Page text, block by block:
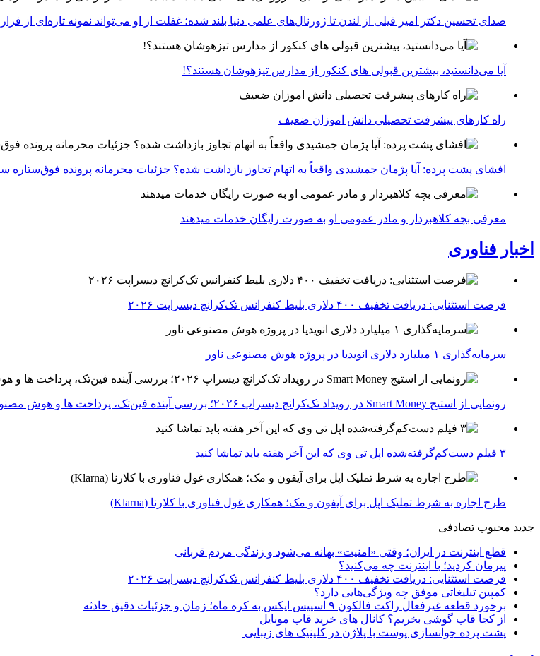
صدای تحسین دکتر امیر فیلی از لندن تا ژورنال‌های علمی دنیا بلند شده؛ غفلت از او می‌تواند نمونه تازه‌ای از
آیا می‌دانستید، بیشترین قبولی های کنکور از مدارس تیزهوشان هستند؟!
راه کارهای پیشرفت تحصیلی دانش اموزان ضعیف
افشای پشت پرده: آیا پژمان جمشیدی واقعاً به اتهام تجاوز بازداشت شده؟ جزئیات محرمانه پرونده فوق‌ستاره
معرفی بچه کلاهبردار و مادر عمومی او به صورت رایگان خدمات میدهند
اخبار فناوری
فرصت استثنایی: دریافت تخفیف ۴۰۰ دلاری بلیط کنفرانس تک‌کرانچ دیسراپت ۲۰۲۶
سرمایه‌گذاری ۱ میلیارد دلاری انویدیا در پروژه هوش مصنوعی ناور
رونمایی از استیج Smart Money در رویداد تک‌کرانچ دیسراپ ۲۰۲۶؛ بررسی آینده فین‌تک، پرداخت‌ ها و هوش مصنوعی
۳ فیلم دست‌کم‌گرفته‌شده اپل تی وی که این آخر هفته باید تماشا کنید
طرح اجاره به شرط تملیک اپل برای آیفون و مک؛ همکاری غول فناوری با کلارنا (Klarna)
جدید محبوب تصادفی
قطع اینترنت در ایران؛ وقتی «امنیت» بهانه می‌شود و زندگی مردم قربانی
پیرمان کردید؛ با اینترنت چه می‌کنید؟
فرصت استثنایی: دریافت تخفیف ۴۰۰ دلاری بلیط کنفرانس تک‌کرانچ دیسراپت ۲۰۲۶
کمپین تبلیغاتی موفق چه ویژگی‌هایی دارد؟
برخورد قطعه غیرفعال راکت فالکون ۹ اسپیس ایکس به کره ماه؛ زمان و جزئیات دقیق حادثه
از کجا قاب گوشی بخریم؟ کانال های خرید قاب موبایل
پشت پرده جوانسازی پوست با پلاژن در کلینیک های زیبایی